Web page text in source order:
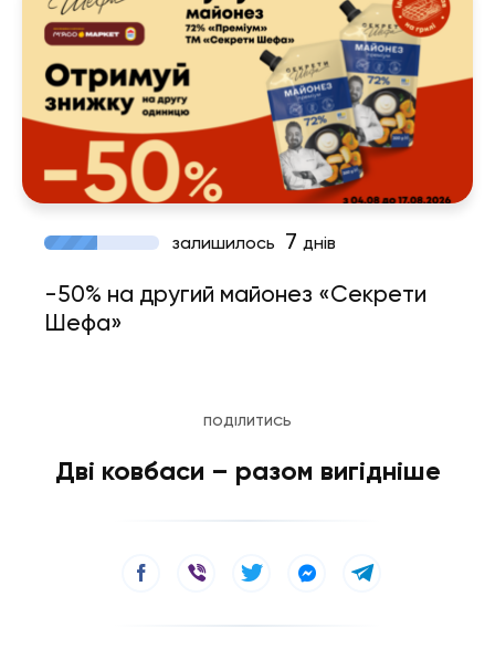
залишилось 7 днів
-50% на другий майонез «Секрети
Шефа»
ПОДІЛИТИСЬ
Дві ковбаси – разом вигідніше